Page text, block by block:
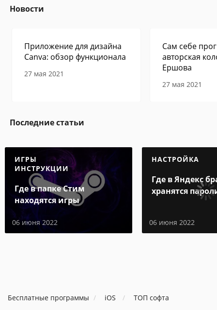
Новости
Приложение для дизайна
Canva: обзор функционала
27 мая 2021
Сам себе
авторская
Ершова
27 мая 2021
Последние статьи
ИГРЫ
ИНСТРУКЦИИ
Где в папке Стим
находятся игры
06 июня 2022
НАСТРОЙКА
Где в Яндекс
хранятся
06 июня 2022
Бесплатные программы iOS ТОП софта